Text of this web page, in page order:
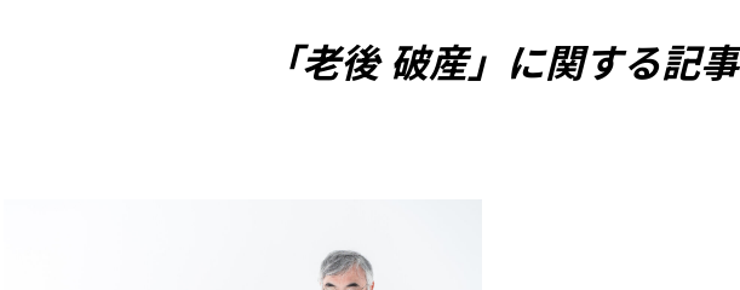
「老後 破産」に関する記事